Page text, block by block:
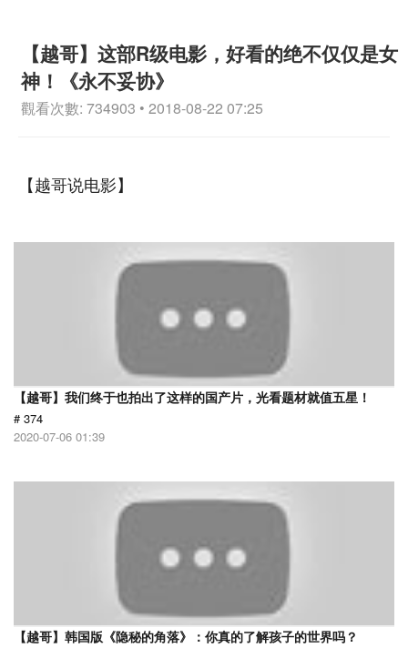
【越哥】这部R级电影，好看的绝不仅仅是女
神！《永不妥协》
觀看次數: 734903 • 2018-08-22 07:25
【越哥说电影】
【越哥】我们终于也拍出了这样的国产片，光看题材就值五星！
# 374
2020-07-06 01:39
【越哥】韩国版《隐秘的角落》：你真的了解孩子的世界吗？